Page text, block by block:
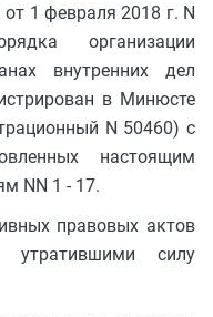
1 февраля 2018 г. N
организации
внутренних дел
в Минюсте
N 50460) с
настоящим
NN 1 - 17.
правовых актов
утратившими силу